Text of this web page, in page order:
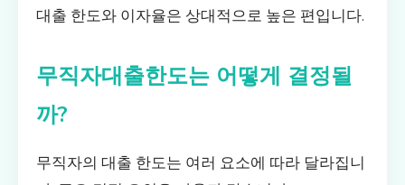
대출 한도와 이자율은 상대적으로 높은 편입니다.
무직자대출한도는 어떻게 결정될
까?
무직자의 대출 한도는 여러 요소에 따라 달라집니